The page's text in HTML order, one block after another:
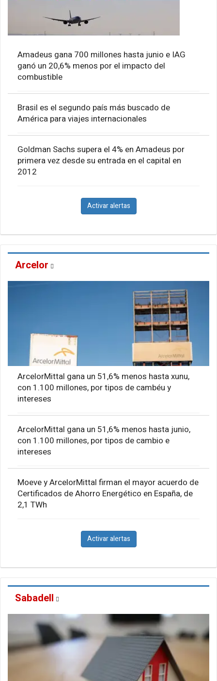
Amadeus gana 700 millones hasta junio e IAG
ganó un 20,6% menos por el impacto del
combustible
Brasil es el segundo país más buscado de
América para viajes internacionales
Goldman Sachs supera el 4% en Amadeus por
primera vez desde su entrada en el capital en
2012
Activar alertas
Arcelor
ArcelorMittal gana un 51,6% menos hasta xunu,
con 1.100 millones, por tipos de cambéu y
intereses
ArcelorMittal gana un 51,6% menos hasta junio,
con 1.100 millones, por tipos de cambio e
intereses
Moeve y ArcelorMittal firman el mayor acuerdo de
Certificados de Ahorro Energético en España, de
2,1 TWh
Activar alertas
Sabadell